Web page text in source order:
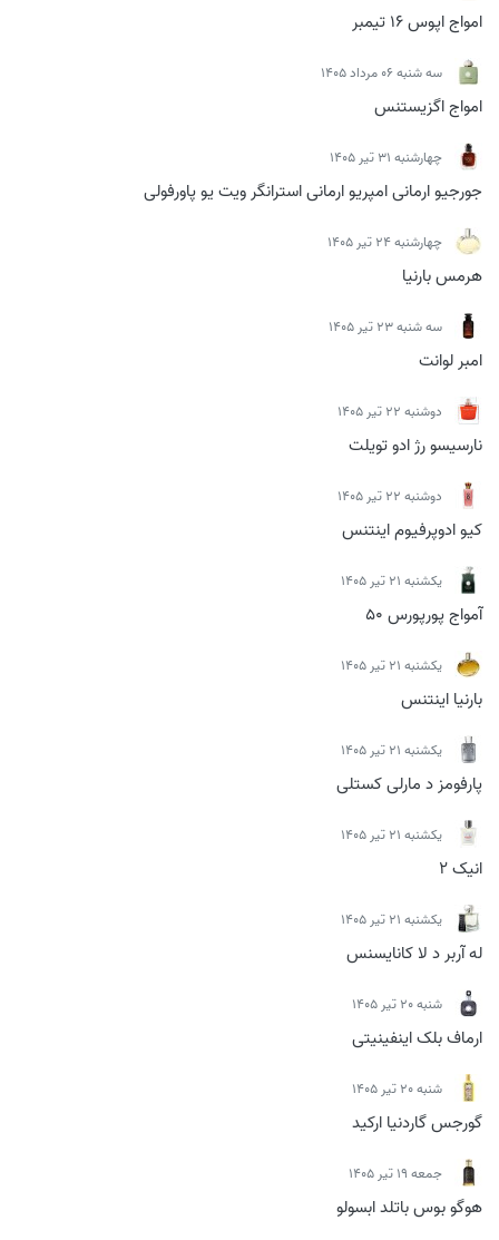
امواج اپوس 16 تیمبر
سه شنبه 06 مرداد 1405
امواج اگزیستنس
چهارشنبه 31 تیر 1405
جورجیو ارمانی امپریو ارمانی استرانگر ویت یو پاورفولی
چهارشنبه 24 تیر 1405
هرمس بارنیا
سه شنبه 23 تیر 1405
امبر لوانت
دوشنبه 22 تیر 1405
نارسیسو رژ ادو تویلت
دوشنبه 22 تیر 1405
کیو ادوپرفیوم اینتنس
يكشنبه 21 تیر 1405
آمواج پورپورس 50
يكشنبه 21 تیر 1405
بارنیا اینتنس
يكشنبه 21 تیر 1405
پارفومز د مارلی کستلی
يكشنبه 21 تیر 1405
انیک 2
يكشنبه 21 تیر 1405
له آربر د لا کانایسنس
شنبه 20 تیر 1405
ارماف بلک اینفینیتی
شنبه 20 تیر 1405
گورجس گاردنیا ارکید
جمعه 19 تیر 1405
هوگو بوس باتلد ابسولو